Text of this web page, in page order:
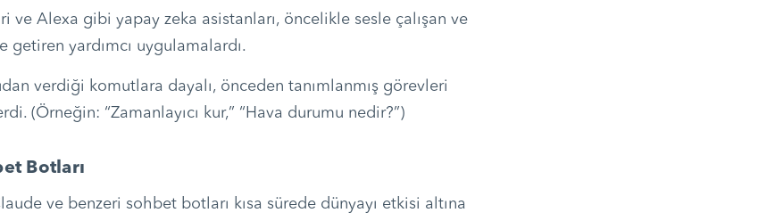
ve Alexa gibi yapay zeka asistanları, öncelikle sesle çalışan ve
getiren yardımcı uygulamalardı.
verdiği komutlara dayalı, önceden tanımlanmış görevleri
(Örneğin: “Zamanlayıcı kur,” “Hava durumu nedir?”)
Botları
ve benzeri sohbet botları kısa sürede dünyayı etkisi altına